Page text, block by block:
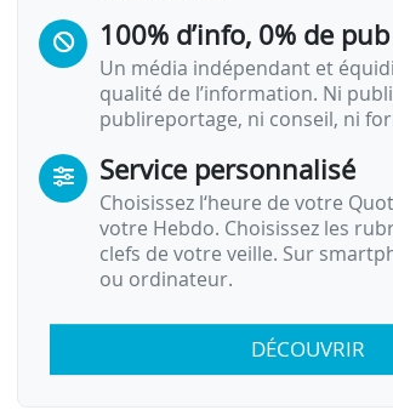
100% d’info, 0% de pub
Un média indépendant et
qualité de l’information. Ni
publireportage, ni conseil, ni
Service personnalisé
Choisissez l‘heure de votre
votre Hebdo. Choisissez les
clefs de votre veille. Sur
ou ordinateur.
DÉCOUVRIR